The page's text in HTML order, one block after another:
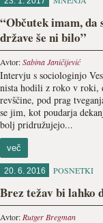
“Občutek imam, da
države še ni bilo”
Avtor:Sabina Janičijević
Intervju s sociologinjo
nista hodili z roko v roki,
revščine, pod prag
se jim, kot poudarja
bolj pridružujejo...
več
20. 6. 2016 POSNETKI
Brez težav bi lahko
Avtor: Rutger Bregman